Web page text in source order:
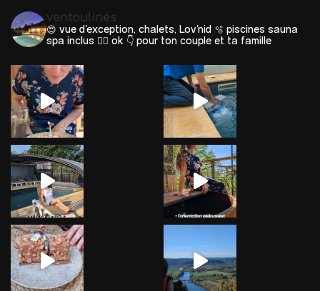
ventoulines
😍 vue d'exception, chalets, Lov'nid 🫧 piscines sauna
spa inclus 🐕‍🦺 ok 👇 pour ton couple et ta famille